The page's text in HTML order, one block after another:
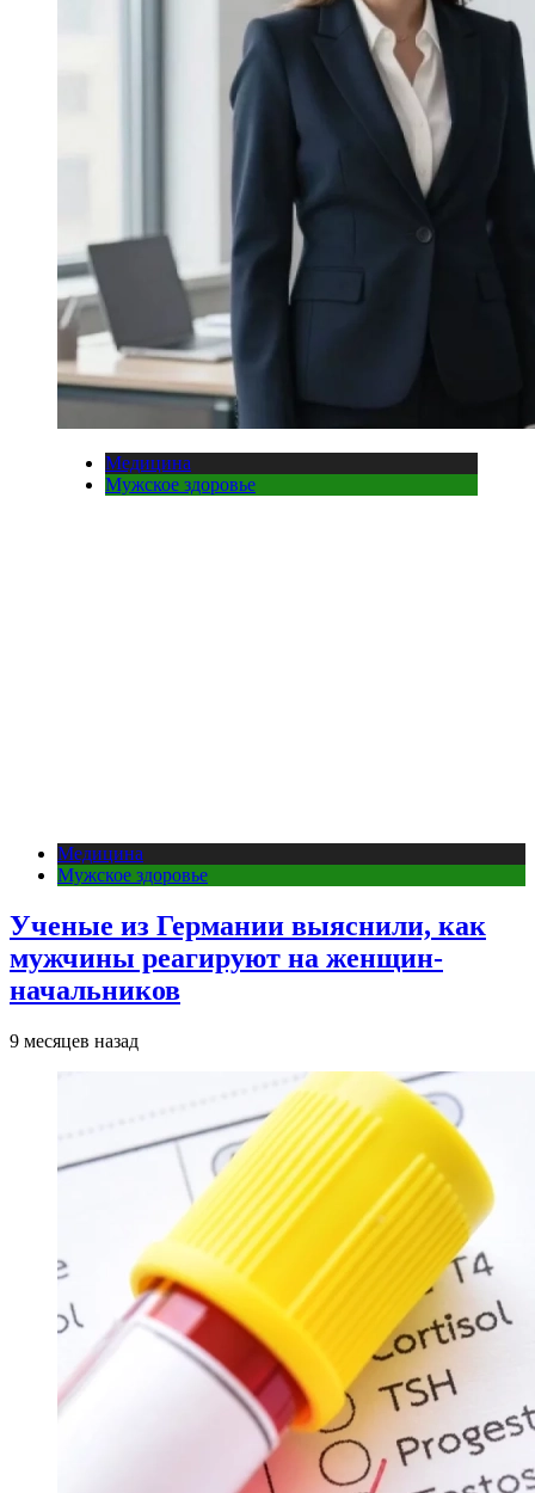
Медицина
Мужское здоровье
Медицина
Мужское здоровье
Ученые из Германии выяснили, как
мужчины реагируют на женщин-
начальников
9 месяцев назад